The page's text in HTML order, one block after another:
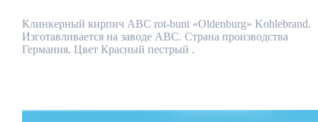
Клинкерный кирпич ABC rot-bunt «Oldenburg» Kohlebrand.
Изготавливается на заводе ABC. Страна производства
Германия. Цвет Красный пестрый .